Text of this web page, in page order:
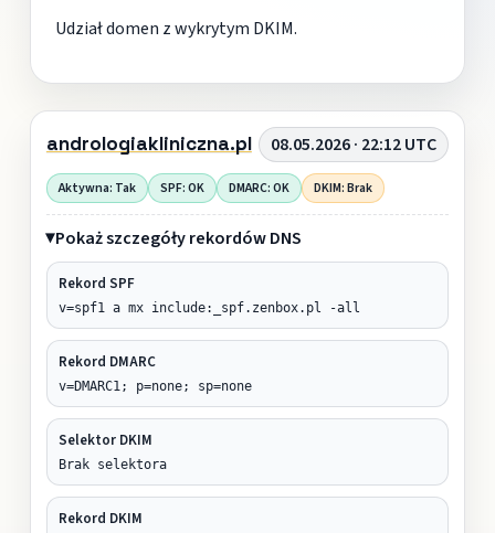
Udział domen z wykrytym DKIM.
andrologiakliniczna.pl 08.05.2026 · 22:12 UTC
Aktywna: Tak SPF: OK DMARC: OK DKIM: Brak
Pokaż szczegóły rekordów DNS
Rekord SPF
v=spf1 a mx include:_spf.zenbox.pl -all
Rekord DMARC
v=DMARC1; p=none; sp=none
Selektor DKIM
Brak selektora
Rekord DKIM